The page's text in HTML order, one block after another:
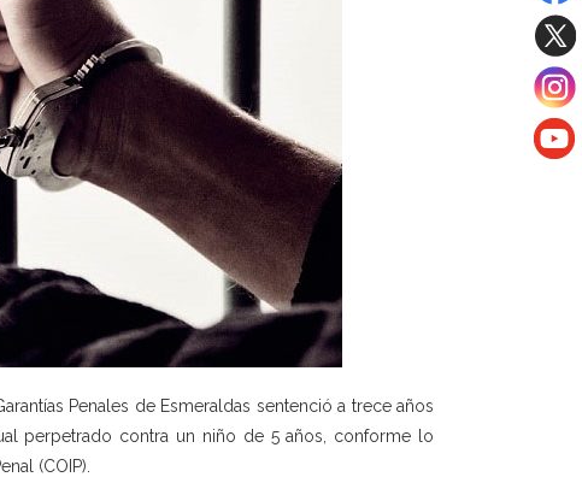
Penales de Esmeraldas sentenció a trece años
perpetrado contra un niño de 5 años, conforme lo
(COIP).